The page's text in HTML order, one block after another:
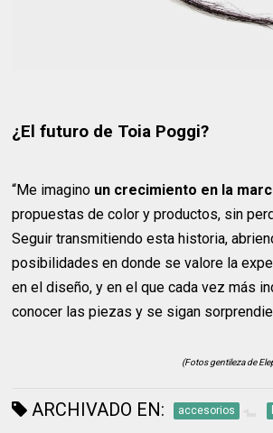
¿El futuro de Toia Poggi?
“Me imagino un crecimiento en la
propuestas de color y productos, sin
Seguir transmitiendo esta historia,
posibilidades en donde se valore la
en el diseño, y en el que cada vez más
conocer las piezas y se sigan
(Fotos gentileza de
ARCHIVADO EN: accesorios